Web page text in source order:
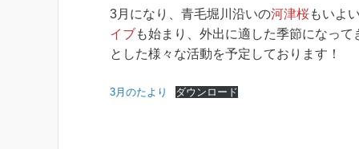
3月になり、青毛堀川沿いの河津桜もいよ
イブも始まり、外出に適した季節になっ
とした様々な活動を予定しております！
3月のたより ダウンロード